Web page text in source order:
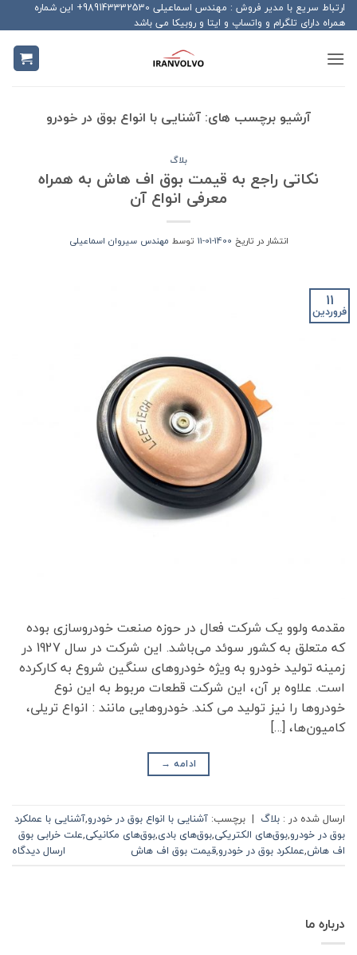
Skip
to
content
ارتباط سریع با مدیر فروش : مهندس اسماعیلی 989143332530+ این شماره
همراه دارای تلگرام و واتساپ و ایتا و روبیکا می باشد
آرشیو برچسب های: آشنایی با انواع بوق در خودرو
بلاگ
نکاتی راجع به قیمت بوق اف هاش به همراه
معرفی انواع آن
انتشار در تاریخ 1400-01-11 توسط مهندس سیروان اسماعیلی
11
فروردین
مقدمه ولوو یک شرکت فعال در حوزه صنعت خودروسازی بوده
که متعلق به کشور سوئد می‌باشد. این شرکت در سال 1927 در
زمینه تولید خودرو به ویژه خودروهای سنگین شروع به کارکرده
است. علاوه بر آن، این شرکت قطعات مربوط به این نوع
خودروها را نیز تولید می کند. خودروهایی مانند : انواع تریلی،
کامیون‌ها، […]
ادامه →
ارسال شده در : بلاگ | برچسب: آشنایی با انواع بوق در خودرو,آشنایی با عملکرد
بوق در خودرو,بوق‌های الکتریکی,بوق‌های بادی,بوق‌های مکانیکی,علت خرابی بوق
اف هاش,عملکرد بوق در خودرو,قیمت بوق اف هاش ارسال دیدگاه
درباره ما